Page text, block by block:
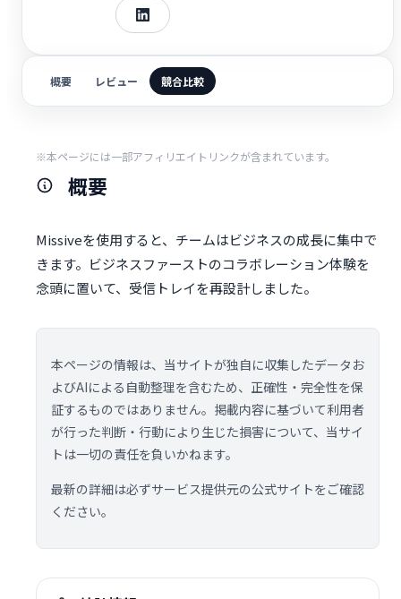
概要 レビュー 競合比較
※本ページには一部アフィリエイトリンクが含まれています。
概要
Missiveを使用すると、チームはビジネスの成長に集中で
きます。ビジネスファーストのコラボレーション体験を
念頭に置いて、受信トレイを再設計しました。
本ページの情報は、当サイトが独自に収集したデータお
よびAIによる自動整理を含むため、正確性・完全性を保
証するものではありません。掲載内容に基づいて利用者
が行った判断・行動により生じた損害について、当サイ
トは一切の責任を負いかねます。
最新の詳細は必ずサービス提供元の公式サイトをご確認
ください。